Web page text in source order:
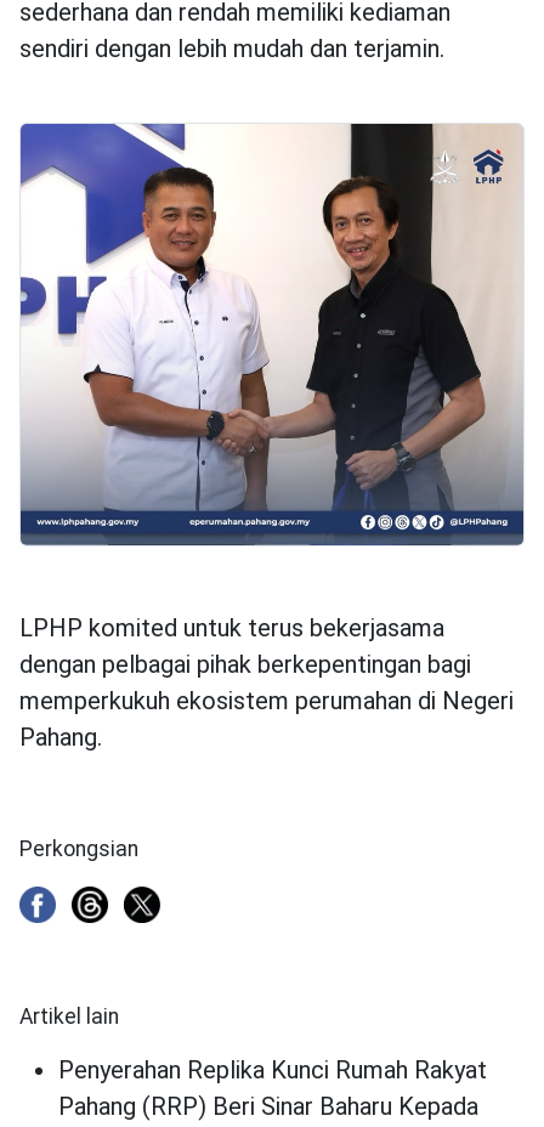
sederhana dan rendah memiliki kediaman
sendiri dengan lebih mudah dan terjamin.
LPHP komited untuk terus bekerjasama
dengan pelbagai pihak berkepentingan bagi
memperkukuh ekosistem perumahan di Negeri
Pahang.
Perkongsian
Artikel lain
Penyerahan Replika Kunci Rumah Rakyat
Pahang (RRP) Beri Sinar Baharu Kepada